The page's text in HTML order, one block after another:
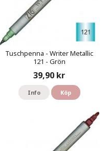
Tuschpenna - Writer Metallic
121 - Grön
39,90 kr
Info Köp